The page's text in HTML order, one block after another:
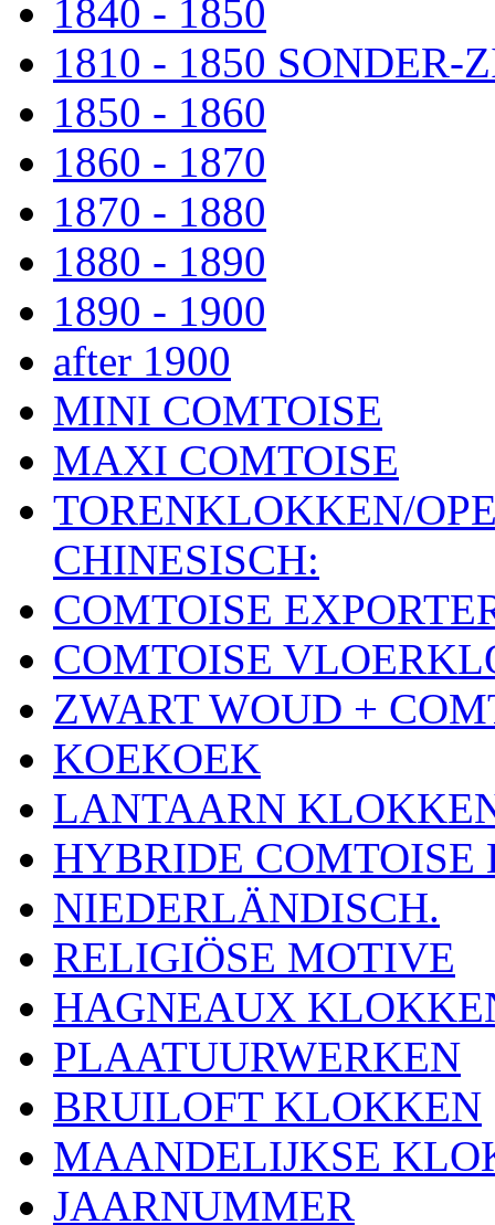
1840 - 1850
1810 - 1850 SONDER-
1850 - 1860
1860 - 1870
1870 - 1880
1880 - 1890
1890 - 1900
after 1900
MINI COMTOISE
MAXI COMTOISE
TORENKLOKKEN/
CHINESISCH:
COMTOISE
COMTOISE
ZWART WOUD +
KOEKOEK
LANTAARN
HYBRIDE
NIEDERLÄNDISCH.
RELIGIÖSE MOTIVE
HAGNEAUX
PLAATUURWERKEN
BRUILOFT KLOKKEN
MAANDELIJKSE
JAARNUMMER